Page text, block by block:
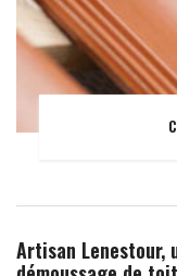
Artisan Lenestour,